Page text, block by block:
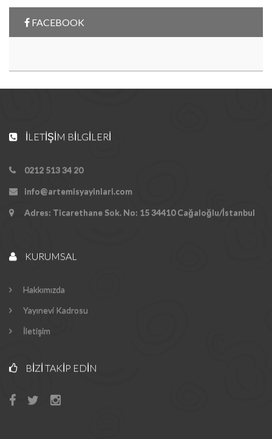
FACEBOOK
İLETIŞIM BILGILERI
0212 513 34 20
info@artemisyayinlari.com
Adres: Ticarethane Sok. No: 15 34410 Cağaloğlu/İstanbul
KURUMSAL
Hakkımızda
Yayınevi Kadrosu
İletişim
BIZI TAKIP EDIN